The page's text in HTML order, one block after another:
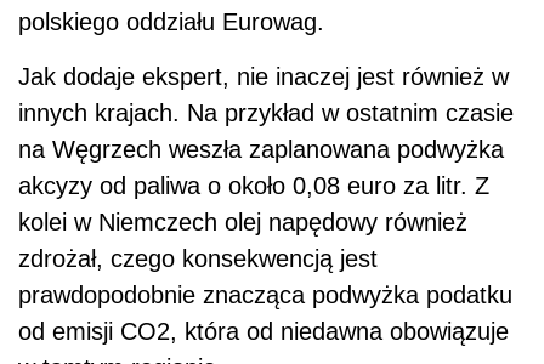
polskiego oddziału Eurowag.
Jak dodaje ekspert, nie inaczej jest również w
innych krajach. Na przykład w ostatnim czasie
na Węgrzech weszła zaplanowana podwyżka
akcyzy od paliwa o około 0,08 euro za litr. Z
kolei w Niemczech olej napędowy również
zdrożał, czego konsekwencją jest
prawdopodobnie znacząca podwyżka podatku
od emisji CO2, która od niedawna obowiązuje